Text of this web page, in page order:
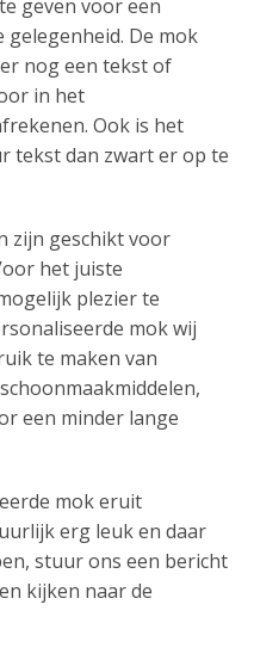
geven voor een
gelegenheid. De mok
nog een tekst of
in het
Ook is het
tekst dan zwart er op te
zijn geschikt voor
het juiste
plezier te
mok wij
te maken van
een minder lange
mok eruit
erg leuk en daar
stuur ons een bericht
kijken naar de